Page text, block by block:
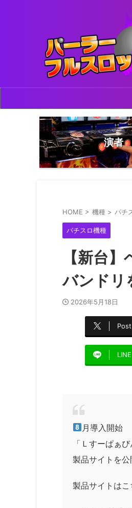
演者
HOME > 機種 > パチ
パチスロ機種
【新台
バンドリ
2026年5月18日
Post
LINE
月導入開始
「Ｌすーぱぁび
製品サイトを公
製品サイトはこ